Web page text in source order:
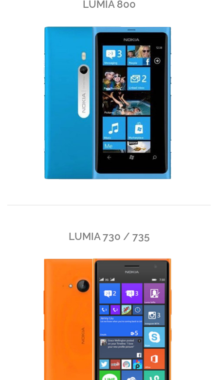
LUMIA 800
LUMIA 730 / 735